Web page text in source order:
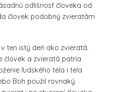
odlišnosť človeka od
človek podobný zvieratám
ten istý deň ako zvieratá.
človek a zvieratá patria
ľudského tela i tela
Boh použil rovnaký